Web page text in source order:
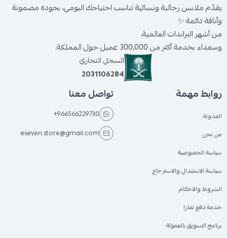
يقدّم ملابس رجالية ونسائية تناسب احتياجك اليومي، بجودة مضمونة
وأناقة دائمة ✨
من أشهر البراندات العالمية،
وسعداء بخدمة أكثر من 300,000 عميل حول المملكة.
السجل التجاري
2031106284
روابط مهمة
المدونة
من نحن
سياسة الخصوصية
سياسة الاستبدال والاسترجاع
الشروط والاحكام
خدمة دفع تمارا
برنامج التسويق بالعمولة
تواصل معنا
+966566229730
eseven.store@gmail.com